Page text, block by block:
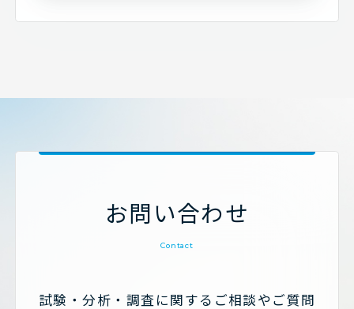
お問い合わせ
Contact
試験・分析・調査に関するご相談やご質問